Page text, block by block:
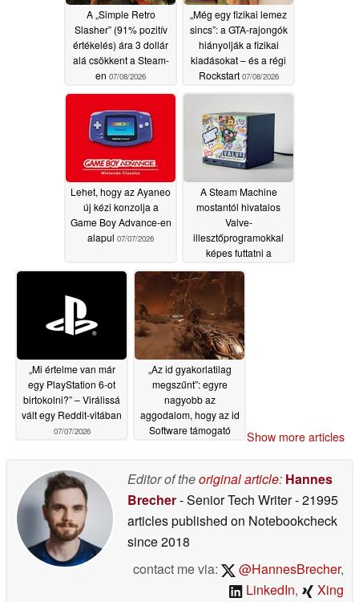
A „Simple Retro
Slasher” (91% pozitív
értékelés) ára 3 dollár
alá csökkent a Steam-
en 07/08/2026
„Még egy fizikai lemez
sincs”: a GTA-rajongók
hiányolják a fizikai
kiadásokat – és a régi
Rockstart 07/08/2026
Lehet, hogy az Ayaneo
új kézi konzolja a
Game Boy Advance-en
alapul 07/07/2026
A Steam Machine
mostantól hivatalos
Valve-
illesztőprogramokkal
képes futtatni a
07/07/2026
„Mi értelme van már
egy PlayStation 6-ot
birtokolni?” – Virálissá
vált egy Reddit-vitában
07/07/2026
„Az id gyakorlatilag
megszűnt”: egyre
nagyobb az
aggodalom, hogy az id
Software támogató
Show more articles
Editor of theoriginal article: Hannes
Brecher- Senior Tech Writer- 21995
articles published on Notebookcheck
since 2018
contact me via:
@HannesBrecher,
LinkedIn, Xing